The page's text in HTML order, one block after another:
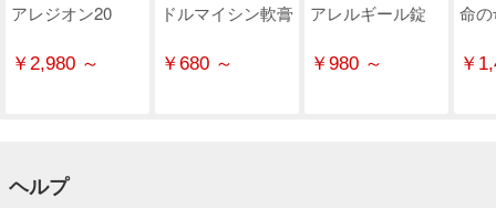
アレジオン20
￥2,980 ～
ドルマイシン軟膏
￥680 ～
アレルギール錠
￥980 ～
命
￥
ヘルプ